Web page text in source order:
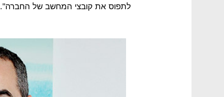
לתפוס את קובצי המחשב של החברה".